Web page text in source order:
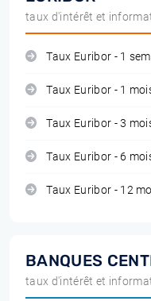
taux d'intérêt et
Taux Euribor - 1
Taux Euribor - 1
Taux Euribor - 3
Taux Euribor - 6
Taux Euribor - 12
BANQUES
taux d'intérêt et